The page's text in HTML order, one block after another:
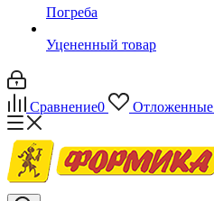
Погреба
Уцененный товар
Сравнение0 Отложенные